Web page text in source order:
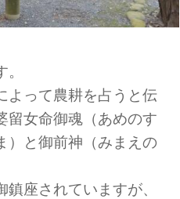
よって農耕を占うと伝
留女命御魂（あめのす
）と御前神（みまえの
座されていますが、